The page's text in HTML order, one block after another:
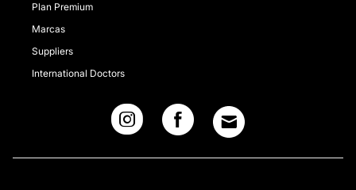
Plan Premium
Marcas
Suppliers
International Doctors